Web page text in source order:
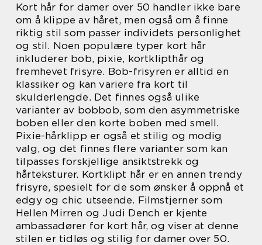
Kort hår for damer over 50 handler ikke bare
om å klippe av håret, men også om å finne
riktig stil som passer individets personlighet
og stil. Noen populære typer kort hår
inkluderer bob, pixie, kortklipthår og
fremhevet frisyre. Bob-frisyren er alltid en
klassiker og kan variere fra kort til
skulderlengde. Det finnes også ulike
varianter av bobbob, som den asymmetriske
boben eller den korte boben med smell.
Pixie-hårklipp er også et stilig og modig
valg, og det finnes flere varianter som kan
tilpasses forskjellige ansiktstrekk og
hårteksturer. Kortklipt hår er en annen trendy
frisyre, spesielt for de som ønsker å oppnå et
edgy og chic utseende. Filmstjerner som
Hellen Mirren og Judi Dench er kjente
ambassadører for kort hår, og viser at denne
stilen er tidløs og stilig for damer over 50.